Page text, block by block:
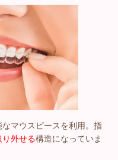
マウスピースを利用。指
り外せる構造になっていま